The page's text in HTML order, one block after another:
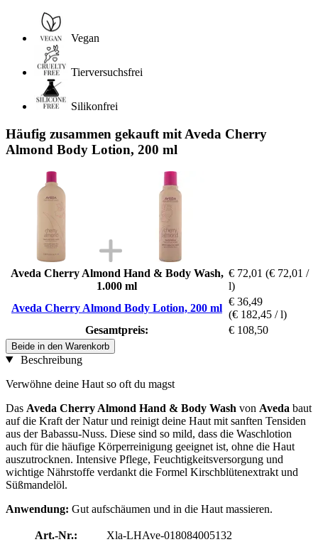
Vegan
Tierversuchsfrei
Silikonfrei
Häufig zusammen gekauft mit Aveda Cherry
Almond Body Lotion, 200 ml
Aveda Cherry Almond Hand & Body Wash,
1.000 ml
€ 72,01 (€ 72,01 /
l)
Aveda Cherry Almond Body Lotion, 200 ml
€ 36,49
(€ 182,45 / l)
Gesamtpreis:
€ 108,50
Beide in den Warenkorb
Beschreibung
Verwöhne deine Haut so oft du magst
Das Aveda Cherry Almond Hand & Body Wash von Aveda baut
auf die Kraft der Natur und reinigt deine Haut mit sanften Tensiden
aus der Babassu-Nuss. Diese sind so mild, dass die Waschlotion
auch für die häufige Körperreinigung geeignet ist, ohne die Haut
auszutrocknen. Intensive Pflege, Feuchtigkeitsversorgung und
wichtige Nährstoffe verdankt die Formel Kirschblütenextrakt und
Süßmandelöl.
Anwendung: Gut aufschäumen und in die Haut massieren.
Art.-Nr.:
Xla-LHAve-018084005132